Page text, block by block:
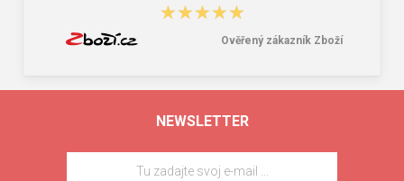
★★★★★
★★★★★
Ověřený zákazník Zboží
NEWSLETTER